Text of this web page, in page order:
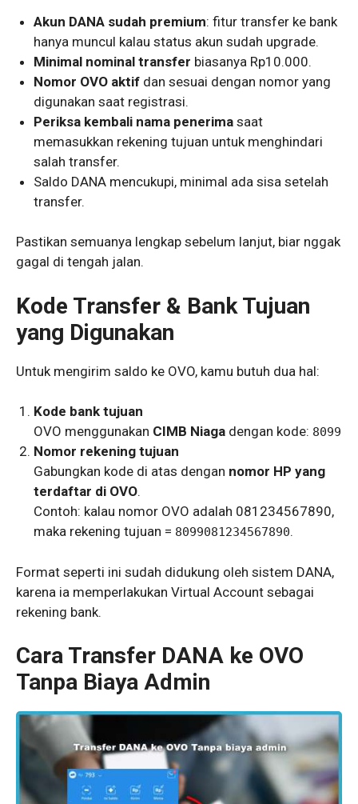
Akun DANA sudah premium: fitur transfer ke bank
hanya muncul kalau status akun sudah upgrade.
Minimal nominal transfer biasanya Rp10.000.
Nomor OVO aktif dan sesuai dengan nomor yang
digunakan saat registrasi.
Periksa kembali nama penerima saat
memasukkan rekening tujuan untuk menghindari
salah transfer.
Saldo DANA mencukupi, minimal ada sisa setelah
transfer.
Pastikan semuanya lengkap sebelum lanjut, biar nggak
gagal di tengah jalan.
Kode Transfer & Bank Tujuan
yang Digunakan
Untuk mengirim saldo ke OVO, kamu butuh dua hal:
Kode bank tujuan
OVO menggunakan CIMB Niaga dengan kode: 8099
Nomor rekening tujuan
Gabungkan kode di atas dengan nomor HP yang
terdaftar di OVO.
Contoh: kalau nomor OVO adalah 081234567890,
maka rekening tujuan = 8099081234567890.
Format seperti ini sudah didukung oleh sistem DANA,
karena ia memperlakukan Virtual Account sebagai
rekening bank.
Cara Transfer DANA ke OVO
Tanpa Biaya Admin